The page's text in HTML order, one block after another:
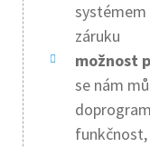
záruku
možnost
se nám
funkčnost,